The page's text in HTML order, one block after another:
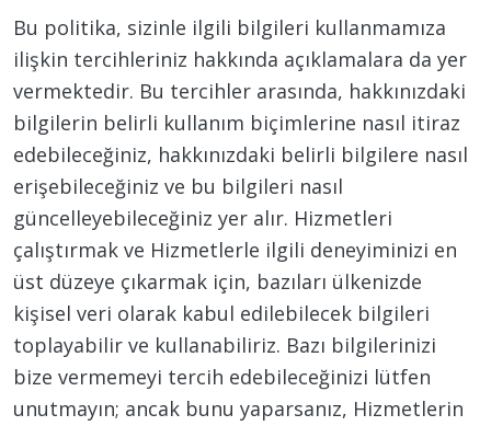
Bu politika, sizinle ilgili bilgileri kullanmamıza
ilişkin tercihleriniz hakkında açıklamalara da yer
vermektedir. Bu tercihler arasında, hakkınızdaki
bilgilerin belirli kullanım biçimlerine nasıl itiraz
edebileceğiniz, hakkınızdaki belirli bilgilere nasıl
erişebileceğiniz ve bu bilgileri nasıl
güncelleyebileceğiniz yer alır. Hizmetleri
çalıştırmak ve Hizmetlerle ilgili deneyiminizi en
üst düzeye çıkarmak için, bazıları ülkenizde
kişisel veri olarak kabul edilebilecek bilgileri
toplayabilir ve kullanabiliriz. Bazı bilgilerinizi
bize vermemeyi tercih edebileceğinizi lütfen
unutmayın; ancak bunu yaparsanız, Hizmetlerin